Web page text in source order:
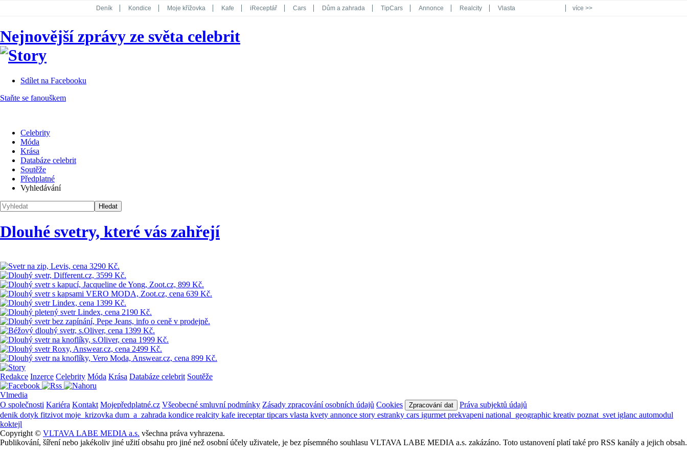
Deník Kondice Moje křížovka Kafe iReceptář Cars Dům a zahrada TipCars Annonce Realcity Vlasta
Koktejl
více >>
Nejnovější zprávy ze světa celebrit
Sdílet na Facebooku
Staňte se fanouškem
Celebrity
Móda
Krása
Databáze celebrit
Soutěže
Předplatné
Vyhledávání
Dlouhé svetry, které vás zahřejí
Redakce Inzerce Celebrity Móda Krása Databáze celebrit Soutěže
Vlmedia
O společnosti Kariéra Kontakt Mojepředplatné.cz Všeobecné smluvní podmínky Zásady zpracování osobních údajů Cookies Zpracování dat
Práva subjektů údajů
denik dotyk fitzivot moje_krizovka dum_a_zahrada kondice realcity kafe ireceptartipcars vlasta kvety annonce story estranky cars igurmet prekvapeni national_geographic kreativ poznat_svet iglanc automodul
koktejl
Copyright © VLTAVA LABE MEDIA a.s. všechna práva vyhrazena.
Publikování, šíření nebo jakékoliv jiné užití obsahu pro jiné než osobní účely uživatele, je bez písemného souhlasu VLTAVA LABE MEDIA a.s. zakázáno. Toto ustanovení platí také pro RSS kanály a jejich obsah.